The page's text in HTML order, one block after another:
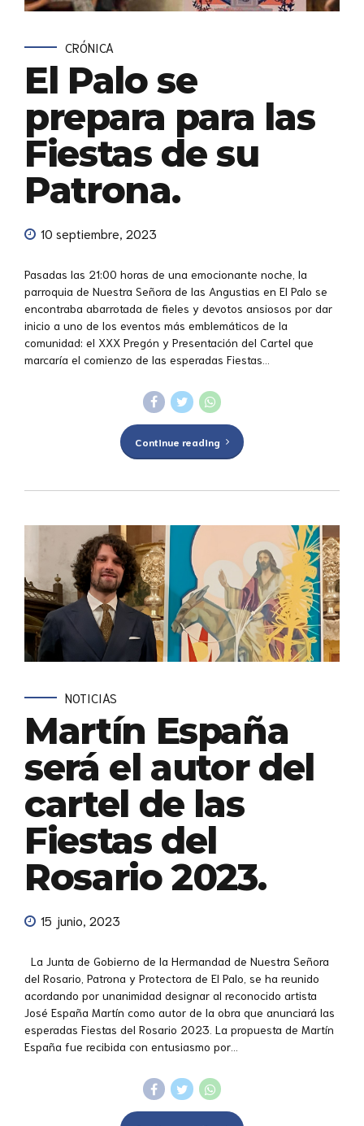
CRÓNICA
El Palo se
prepara para las
Fiestas de su
Patrona.
10 septiembre, 2023
Pasadas las 21:00 horas de una emocionante noche, la
parroquia de Nuestra Señora de las Angustias en El Palo se
encontraba abarrotada de fieles y devotos ansiosos por dar
inicio a uno de los eventos más emblemáticos de la
comunidad: el XXX Pregón y Presentación del Cartel que
marcaría el comienzo de las esperadas Fiestas...
Continue reading
NOTICIAS
Martín España
será el autor del
cartel de las
Fiestas del
Rosario 2023.
15 junio, 2023
La Junta de Gobierno de la Hermandad de Nuestra Señora
del Rosario, Patrona y Protectora de El Palo, se ha reunido
acordando por unanimidad designar al reconocido artista
José España Martín como autor de la obra que anunciará las
esperadas Fiestas del Rosario 2023. La propuesta de Martín
España fue recibida con entusiasmo por...